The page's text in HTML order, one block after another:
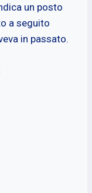
un posto
a seguito
in passato.